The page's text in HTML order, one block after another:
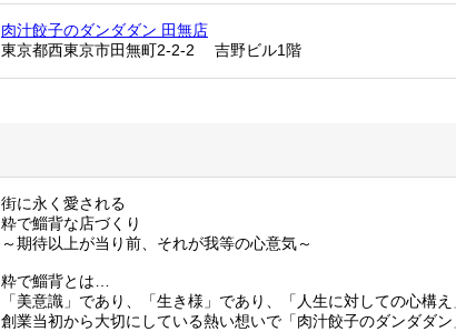
肉汁餃子のダンダダン 田無店
東京都西東京市田無町2-2-2 吉野ビル1階
街に永く愛される
粋で鯔背な店づくり
～期待以上が当り前、それが我等の心意気～
粋で鯔背とは…
「美意識」であり、「生き様」であり、「人生に対しての心構
創業当初から大切にしている熱い想いで「肉汁餃子のダンダダ